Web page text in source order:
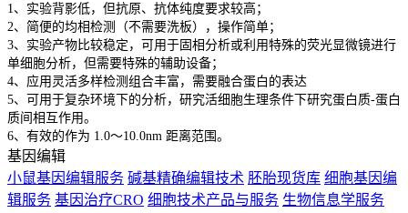
1、实验背影低，但抗原、抗体纯度要求较高；
2、简便的均相检测（不需要洗板），操作简单；
3、实验产物比较稳定，可用于固相分析或利用特殊的荧光显微镜进行
单细胞分析，但需要特殊的辅助设备；
4、应用灵活多样检测组合丰富，需要融合蛋白的表达
5、可用于复杂环境下的分析，研究活细胞生理条件下研究蛋白质-蛋白
质间相互作用。
6、有效的作为 1.0～10.0nm 距离范围。
基因编辑
小鼠基因编辑服务 碱基精确编辑技术 胚胎现货库 细胞基因编
辑服务 基因治疗CRO 细胞技术产品与服务 生物信息学服务